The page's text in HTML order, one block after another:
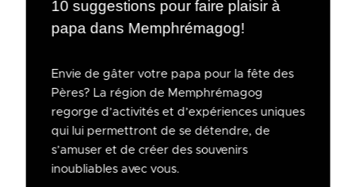
10 suggestions pour faire plaisir à
papa dans Memphrémagog!
Envie de gâter votre papa pour la fête des
Pères? La région de Memphrémagog
regorge d’activités et d’expériences uniques
qui lui permettront de se détendre, de
s’amuser et de créer des souvenirs
inoubliables avec vous.